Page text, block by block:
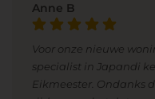
Anne B
Voor onze nieuwe
specialist in Japandi
Eikmeester. Ondanks